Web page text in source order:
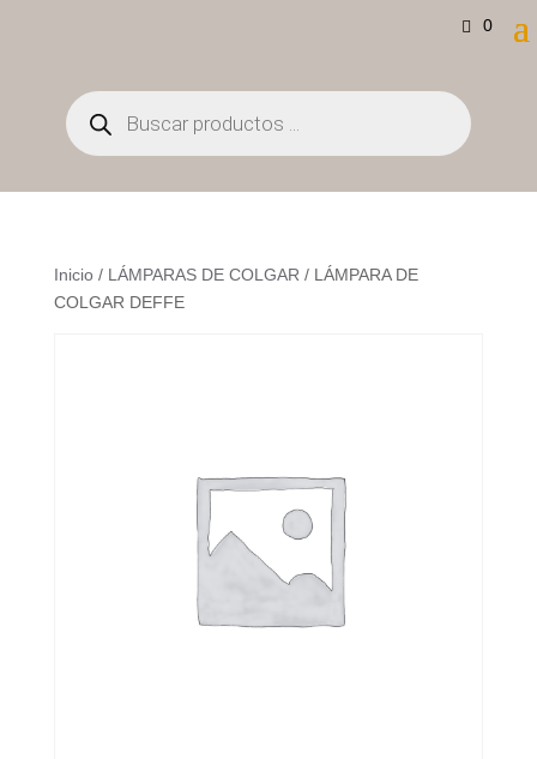
0
Búsqueda
de
productos
Inicio/ LÁMPARAS DE COLGAR / LÁMPARA DE
COLGAR DEFFE